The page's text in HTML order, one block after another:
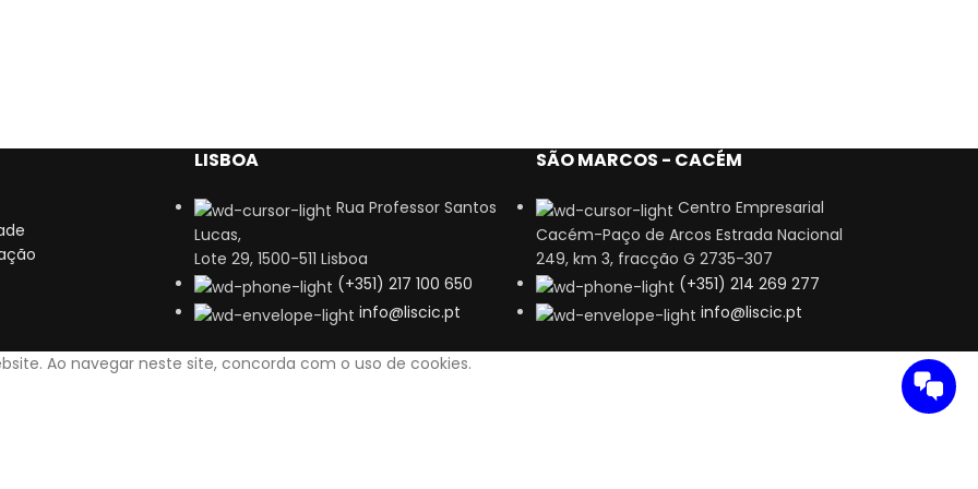
LISBOA
Rua Professor Santos
Lucas,
Lote 29, 1500-511 Lisboa
(+351) 217 100 650
info@liscic.pt
SÃO MARCOS - CACÉM
Centro Empresarial
Cacém-Paço de Arcos Estrada Nacional
249, km 3, fracção G 2735-307
(+351) 214 269 277
info@liscic.pt
Ao navegar neste site, concorda com o uso de cookies.